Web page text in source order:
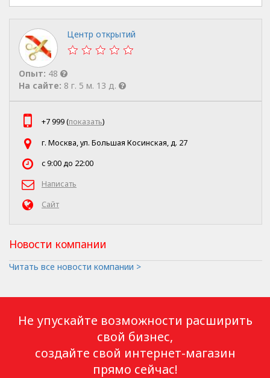
Центр открытий
Опыт: 48
На сайте: 8 г. 5 м. 13 д.
+7 999 (показать)
г. Москва, ул. Большая Косинская, д. 27
c 9:00 до 22:00
Написать
Сайт
Новости компании
Читать все новости компании >
Не упускайте возможности расширить
свой бизнес,
создайте свой интернет-магазин
прямо сейчас!